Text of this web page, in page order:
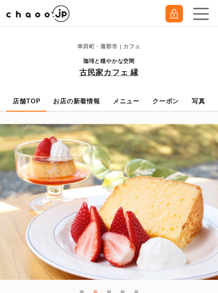
幸田町・蒲郡市｜カフェ
珈琲と穏やかな空間
古民家カフェ 縁
店舗TOP お店の新着情報 メニュー クーポン 写真